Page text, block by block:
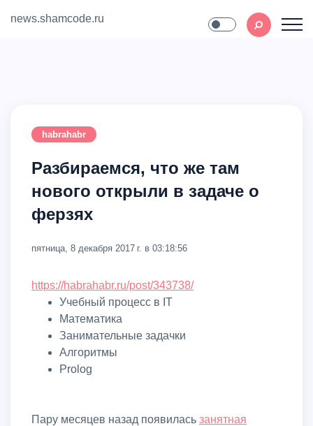
news.shamcode.ru
habrahabr
Разбираемся, что же там
нового открыли в задаче о
ферзях
пятница, 8 декабря 2017 г. в 03:18:56
https://habrahabr.ru/post/343738/
Учебный процесс в IT
Математика
Занимательные задачки
Алгоритмы
Prolog
Пару месяцев назад появилась занятная